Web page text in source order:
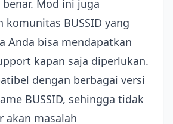
Mod ini juga
komunitas BUSSID yang
Anda bisa mendapatkan
kapan saja diperlukan.
dengan berbagai versi
BUSSID, sehingga tidak
akan masalah